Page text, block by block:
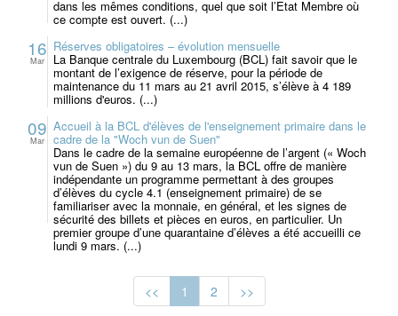
dans les mêmes conditions, quel que soit l’Etat Membre où
ce compte est ouvert. (...)
16
Mar
Réserves obligatoires – évolution mensuelle
La Banque centrale du Luxembourg (BCL) fait savoir que le
montant de l’exigence de réserve, pour la période de
maintenance du 11 mars au 21 avril 2015, s’élève à 4 189
millions d'euros. (...)
09
Mar
Accueil à la BCL d'élèves de l'enseignement primaire dans le
cadre de la "Woch vun de Suen"
Dans le cadre de la semaine européenne de l’argent (« Woch
vun de Suen ») du 9 au 13 mars, la BCL offre de manière
indépendante un programme permettant à des groupes
d’élèves du cycle 4.1 (enseignement primaire) de se
familiariser avec la monnaie, en général, et les signes de
sécurité des billets et pièces en euros, en particulier. Un
premier groupe d’une quarantaine d’élèves a été accueilli ce
lundi 9 mars. (...)
<< 1 2 >>